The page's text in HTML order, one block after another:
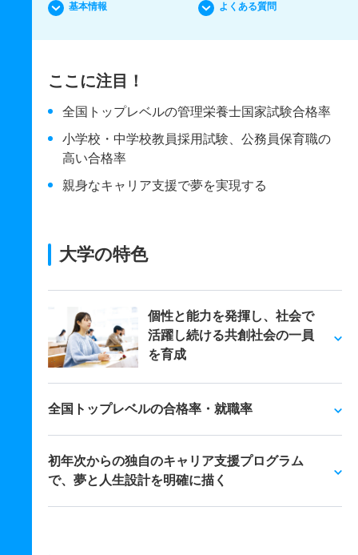
基本情報 よくある質問
ここに注目！
全国トップレベルの管理栄養士国家試験合格率
小学校・中学校教員採用試験、公務員保育職の
高い合格率
親身なキャリア支援で夢を実現する
大学の特色
個性と能力を発揮し、社会で
活躍し続ける共創社会の一員
を育成
全国トップレベルの合格率・就職率
初年次からの独自のキャリア支援プログラム
で、夢と人生設計を明確に描く